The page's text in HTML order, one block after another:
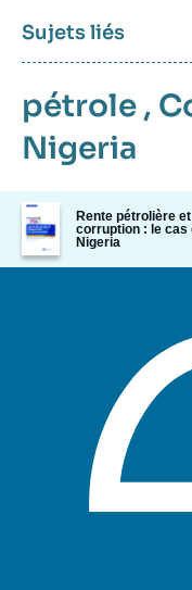
Sujets liés
pétrole ,
Nigeria
Image
de
couverture
de
Rente pétrolière et
corruption : le cas
Nigeria